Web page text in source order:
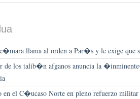
llama al orden a Par�s y le exige que
los talib�n afganos anuncia la
en el C�ucaso Norte en pleno refuerzo militar